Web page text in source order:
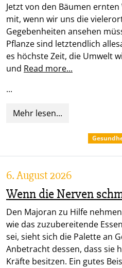
Jetzt von den Bäumen
mit, wenn wir uns die
Gegebenheiten ansehen
Pflanze sind letztendlich
es höchste Zeit, die Umwelt
und Read more...
...
Mehr lesen...
6. August 2026
Wenn die Nerven
Den Majoran zu Hilfe
wie das zuzubereitende
sei, sieht sich die Palette an
Anbetracht dessen, dass sie
Kräfte besitzen. Ein gutes